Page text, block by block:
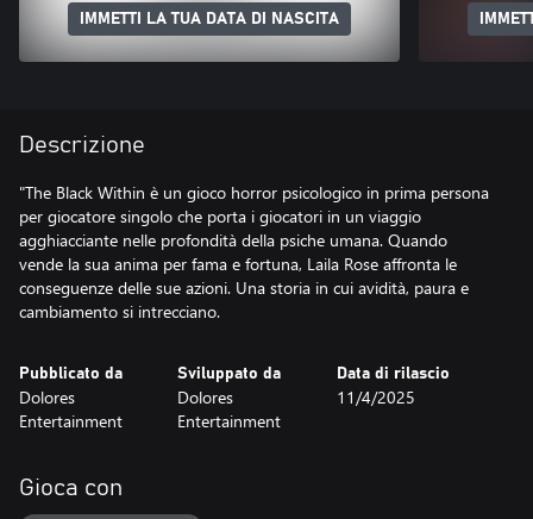
IMMETTI LA TUA DATA DI NASCITA
Descrizione
"The Black Within è un gioco horror psicologico in prima persona
per giocatore singolo che porta i giocatori in un viaggio
agghiacciante nelle profondità della psiche umana. Quando
vende la sua anima per fama e fortuna, Laila Rose affronta le
conseguenze delle sue azioni. Una storia in cui avidità, paura e
cambiamento si intrecciano.
Pubblicato da
Dolores
Entertainment
Sviluppato da
Dolores
Entertainment
Data di rilascio
11/4/2025
Gioca con